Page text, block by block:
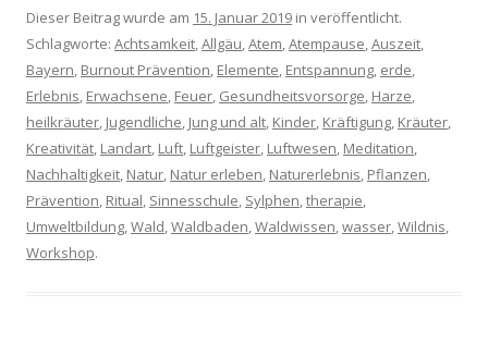
Dieser Beitrag wurde am 15. Januar 2019 in veröffentlicht.
Schlagworte: Achtsamkeit,Allgäu,Atem,Atempause,Auszeit,
Bayern, Burnout Prävention, Elemente, Entspannung, erde,
Erlebnis, Erwachsene, Feuer, Gesundheitsvorsorge, Harze,
heilkräuter, Jugendliche, Jung und alt, Kinder, Kräftigung, Kräuter,
Kreativität, Landart, Luft, Luftgeister, Luftwesen, Meditation,
Nachhaltigkeit, Natur, Natur erleben, Naturerlebnis, Pflanzen,
Prävention, Ritual, Sinnesschule, Sylphen,therapie,
Umweltbildung,Wald,Waldbaden,Waldwissen,wasser,Wildnis,
Workshop.